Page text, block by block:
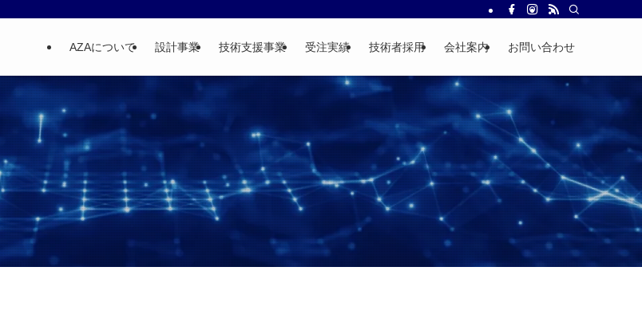
AZAについて 設計事業 技術支援事業 受注実績 技術者採用 会社案内 お問い合わせ